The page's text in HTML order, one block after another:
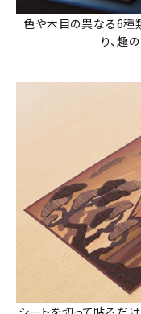
色や木目の異なる6種
り、趣